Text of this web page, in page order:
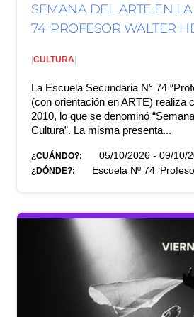
SEMANA DEL ARTE EN
74 'PROFESOR WALTER
|CULTURA
La Escuela Secundaria N° 74
(con orientación en ARTE) realiza
2010, lo que se denominó
Cultura”. La misma presenta...
¿CUÁNDO?: 05/10/2026 - 09/10/
¿DÓNDE?: Escuela Nº 74